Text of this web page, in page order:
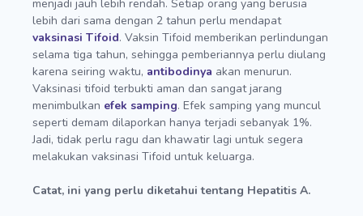
menjadi jauh lebih rendah. Setiap orang yang berusia
lebih dari sama dengan 2 tahun perlu mendapat
vaksinasi Tifoid. Vaksin Tifoid memberikan perlindungan
selama tiga tahun, sehingga pemberiannya perlu diulang
karena seiring waktu, antibodinya akan menurun.
Vaksinasi tifoid terbukti aman dan sangat jarang
menimbulkan efek samping. Efek samping yang muncul
seperti demam dilaporkan hanya terjadi sebanyak 1%.
Jadi, tidak perlu ragu dan khawatir lagi untuk segera
melakukan vaksinasi Tifoid untuk keluarga.
Catat, ini yang perlu diketahui tentang Hepatitis A.